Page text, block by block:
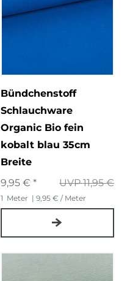
Bündchenstoff
Schlauchware
Organic Bio fein
kobalt blau 35cm
Breite
UVP 11,95 €
9,95 € *
1 Meter | 9,95 € / Meter